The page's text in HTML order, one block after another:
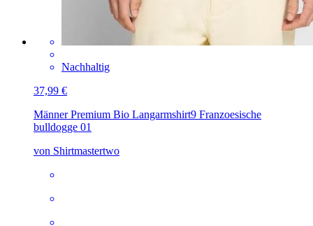
Nachhaltig
37,99 €
Männer Premium Bio Langarmshirt9 Franzoesische
bulldogge 01
von Shirtmastertwo